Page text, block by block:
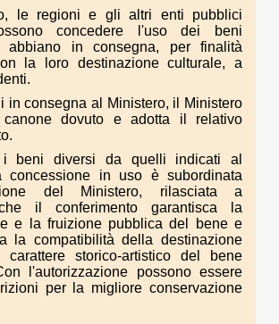
le regioni e gli altri enti pubblici
concedere l'uso dei beni
abbiano in consegna, per finalità
la loro destinazione culturale, a
in consegna al Ministero, il Ministero
dovuto e adotta il relativo
beni diversi da quelli indicati al
concessione in uso è subordinata
del Ministero, rilasciata a
il conferimento garantisca la
e la fruizione pubblica del bene e
la compatibilità della destinazione
storico-artistico del bene
l'autorizzazione possono essere
per la migliore conservazione